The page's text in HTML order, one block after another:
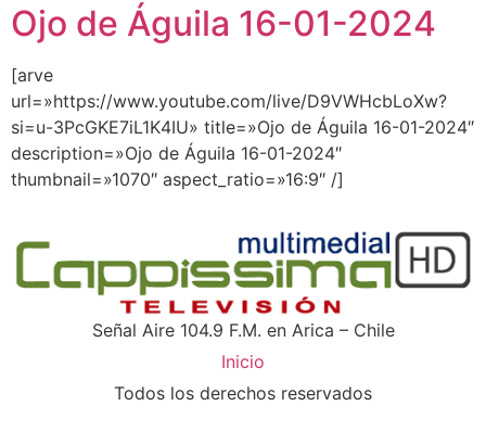
Ojo de Águila 16-01-2024
[arve
url=»https://www.youtube.com/live/D9VWHcbLoXw?
si=u-3PcGKE7iL1K4IU» title=»Ojo de Águila 16-01-2024″
description=»Ojo de Águila 16-01-2024″
thumbnail=»1070″ aspect_ratio=»16:9″ /]
Señal Aire 104.9 F.M. en Arica – Chile
Inicio
Todos los derechos reservados